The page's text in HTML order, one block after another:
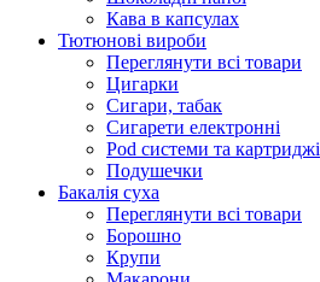
Кава в капсулах
Тютюнові вироби
Переглянути всі товари
Цигарки
Сигари, табак
Сигарети електронні
Pod системи та картриджі
Подушечки
Бакалія суха
Переглянути всі товари
Борошно
Крупи